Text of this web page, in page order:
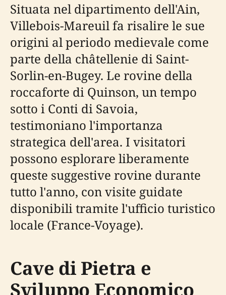
Situata nel dipartimento dell'Ain,
Villebois-Mareuil fa risalire le sue
origini al periodo medievale come
parte della châtellenie di Saint-
Sorlin-en-Bugey. Le rovine della
roccaforte di Quinson, un tempo
sotto i Conti di Savoia,
testimoniano l'importanza
strategica dell'area. I visitatori
possono esplorare liberamente
queste suggestive rovine durante
tutto l'anno, con visite guidate
disponibili tramite l'ufficio turistico
locale (France-Voyage).
Cave di Pietra e
Sviluppo Economico